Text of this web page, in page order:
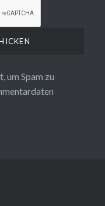
um Spam zu